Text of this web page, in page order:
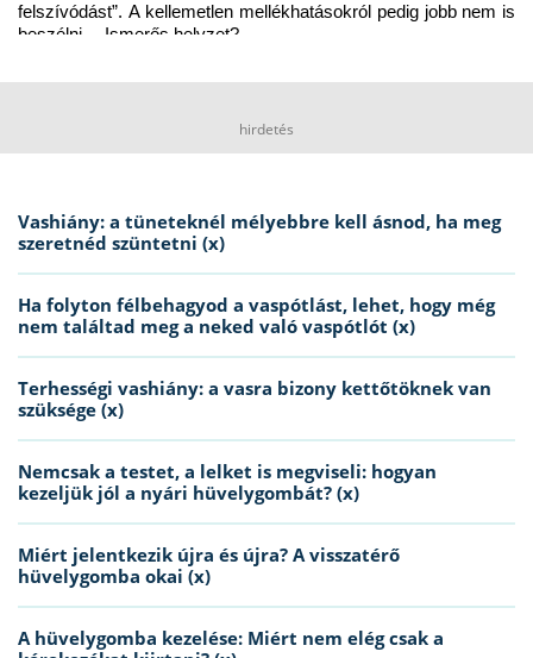
felszívódást”. A kellemetlen mellékhatásokról pedig jobb nem is
beszélni… Ismerős helyzet?
hirdetés
Vashiány: a tüneteknél mélyebbre kell ásnod, ha meg
szeretnéd szüntetni (x)
Ha folyton félbehagyod a vaspótlást, lehet, hogy még
nem találtad meg a neked való vaspótlót (x)
Terhességi vashiány: a vasra bizony kettőtöknek van
szüksége (x)
Nemcsak a testet, a lelket is megviseli: hogyan
kezeljük jól a nyári hüvelygombát? (x)
Miért jelentkezik újra és újra? A visszatérő
hüvelygomba okai (x)
A hüvelygomba kezelése: Miért nem elég csak a